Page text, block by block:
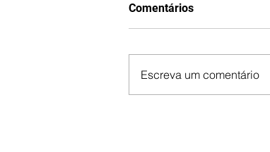
Comentários
Escreva um comentário